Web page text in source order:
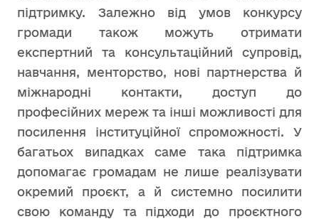
підтримку. Залежно від умов конкурсу
громади також можуть отримати
експертний та консультаційний супровід,
навчання, менторство, нові партнерства й
міжнародні контакти, доступ до
професійних мереж та інші можливості для
посилення інституційної спроможності. У
багатьох випадках саме така підтримка
допомагає громадам не лише реалізувати
окремий проєкт, а й системно посилити
свою команду та підходи до проєктного